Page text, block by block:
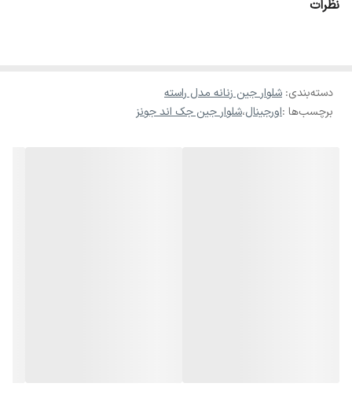
نظرات
دسته‌بندی: شلوار جین زنانه مدل راسته
برچسب‌ها :اورجینال،شلوار جین جک اند جونز